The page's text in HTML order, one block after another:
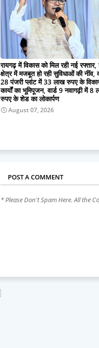
रायगढ़ में विकास को मिल रही नई रफ्तार,
क्षेत्र में मजबूत हो रही सुविधाओं की नींव,
28 पंजरी प्लांट में 33 लाख रुपए के
कार्यों का भूमिपूजन, वार्ड 9 नवागढ़ी में 8
रुपए के शेड का लोकार्पण
August 07, 2026
POST A COMMENT
* Please Don't Spam Here. All the